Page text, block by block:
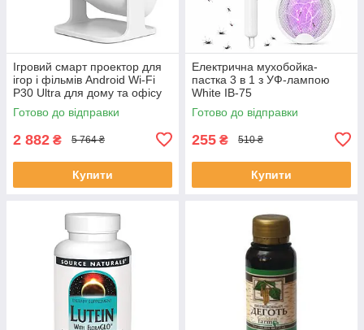
Ігровий смарт проектор для
ігор і фільмів Android Wi-Fi
P30 Ultra для дому та офісу
домашній кінотеатр SC-76
Готово до відправки
2 882 ₴ 5 764 ₴
Купити
Електрична мухобойка-
пастка 3 в 1 з УФ-лампою
White IB-75
Готово до відправки
255 ₴ 510 ₴
Купити